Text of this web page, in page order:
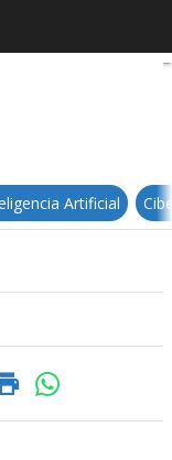
‘no fue’
Artificial